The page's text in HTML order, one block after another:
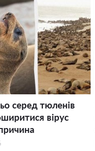
серед тюленів
вірус